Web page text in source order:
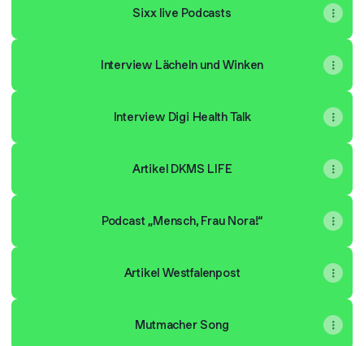
Sixx live Podcasts
Interview Lächeln und Winken
Interview Digi Health Talk
Artikel DKMS LIFE
Podcast „Mensch, Frau Nora!“
Artikel Westfalenpost
Mutmacher Song